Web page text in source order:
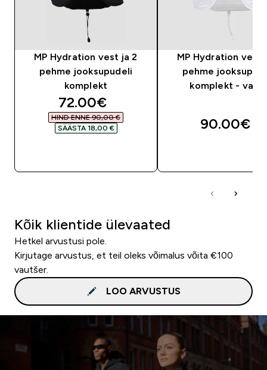
MP Hydration vest ja 2
pehme jooksupudeli
komplekt
discounted price
72.00€‎
HIND ENNE 90,00 €‎
SÄÄSTA 18,00 €‎
MP Hydration vest
pehme
komplekt -
90.00€‎
Kõik klientide ülevaated
Hetkel arvustusi pole.
Kirjutage arvustus, et teil oleks võimalus võita €100
vautšer.
LOO ARVUSTUS